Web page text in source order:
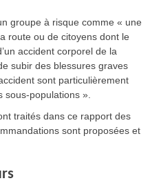
groupe à risque comme « une
route ou de citoyens dont le
accident corporel de la
subir des blessures graves
sont particulièrement
sous-populations ».
traités dans ce rapport des
sont proposées et